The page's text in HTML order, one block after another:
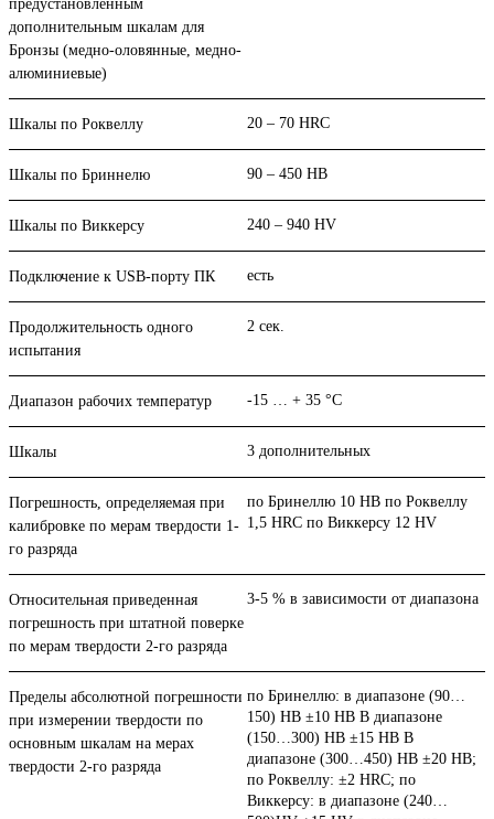
предустановленным
дополнительным шкалам для
Бронзы (медно-оловянные, медно-
алюминиевые)
Шкалы по Роквеллу 20 – 70 HRC
Шкалы по Бриннелю 90 – 450 HB
Шкалы по Виккерсу 240 – 940 HV
Подключение к USB-порту ПК есть
Продолжительность одного
испытания
2 сек.
Диапазон рабочих температур -15 … + 35 °С
Шкалы 3 дополнительных
Погрешность, определяемая при
калибровке по мерам твердости 1-
го разряда
по Бринеллю 10 HB по Роквеллу
1,5 HRC по Виккерсу 12 HV
Относительная приведенная
погрешность при штатной поверке
по мерам твердости 2-го разряда
3-5 % в зависимости от диапазона
Пределы абсолютной погрешности
при измерении твердости по
основным шкалам на мерах
твердости 2-го разряда
по Бринеллю: в диапазоне (90…
150) НВ ±10 НВ В диапазоне
(150…300) НВ ±15 НВ В
диапазоне (300…450) НВ ±20 НВ;
по Роквеллу: ±2 HRC; по
Виккерсу: в диапазоне (240…